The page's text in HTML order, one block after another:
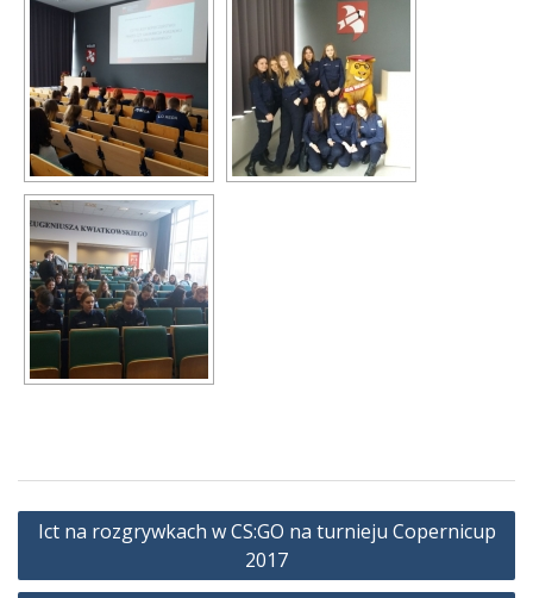
Nawigacja
Ict na rozgrywkach w CS:GO na turnieju Copernicup
2017